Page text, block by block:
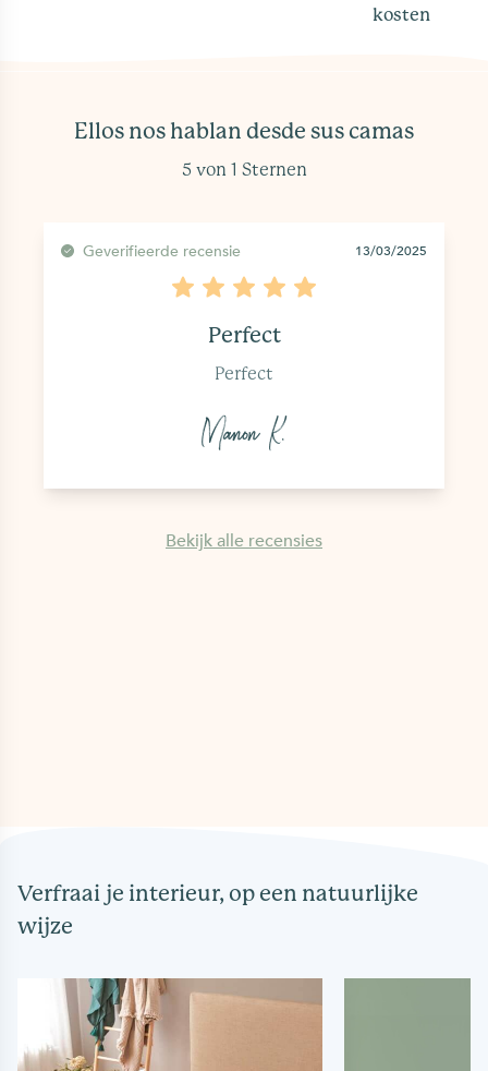
kosten
Ellos nos hablan desde sus camas
5 von 1 Sternen
Geverifieerde recensie 13/03/2025
Perfect
Perfect
Manon K.
Bekijk alle recensies
Verfraai je interieur, op een natuurlijke
wijze